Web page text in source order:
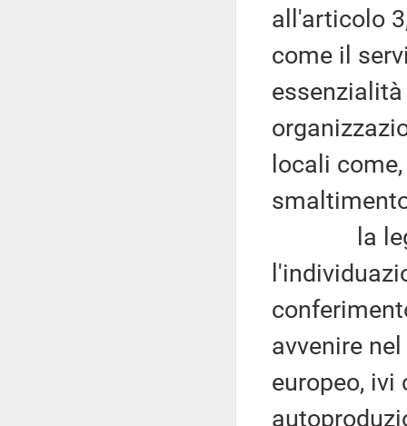
all'articolo
come il
locali
la legge
avvenire
europeo,